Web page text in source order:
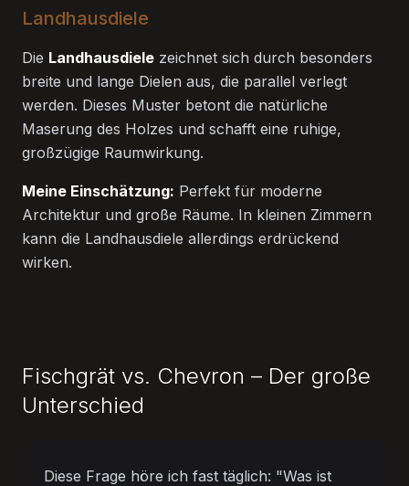
Landhausdiele
Die Landhausdiele zeichnet sich durch besonders
breite und lange Dielen aus, die parallel verlegt
werden. Dieses Muster betont die natürliche
Maserung des Holzes und schafft eine ruhige,
großzügige Raumwirkung.
Meine Einschätzung: Perfekt für moderne
Architektur und große Räume. In kleinen Zimmern
kann die Landhausdiele allerdings erdrückend
wirken.
Fischgrät vs. Chevron – Der große
Unterschied
Diese Frage höre ich fast täglich: "Was ist